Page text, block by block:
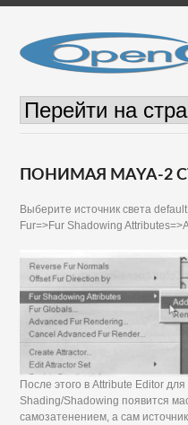
ПОНИМАЯ MAYA-2
Выберите источник света
Fur=>Fur Shadowing
После этого в Attribute Editor
Shading/Shadowing появится
самозатенением, а сам